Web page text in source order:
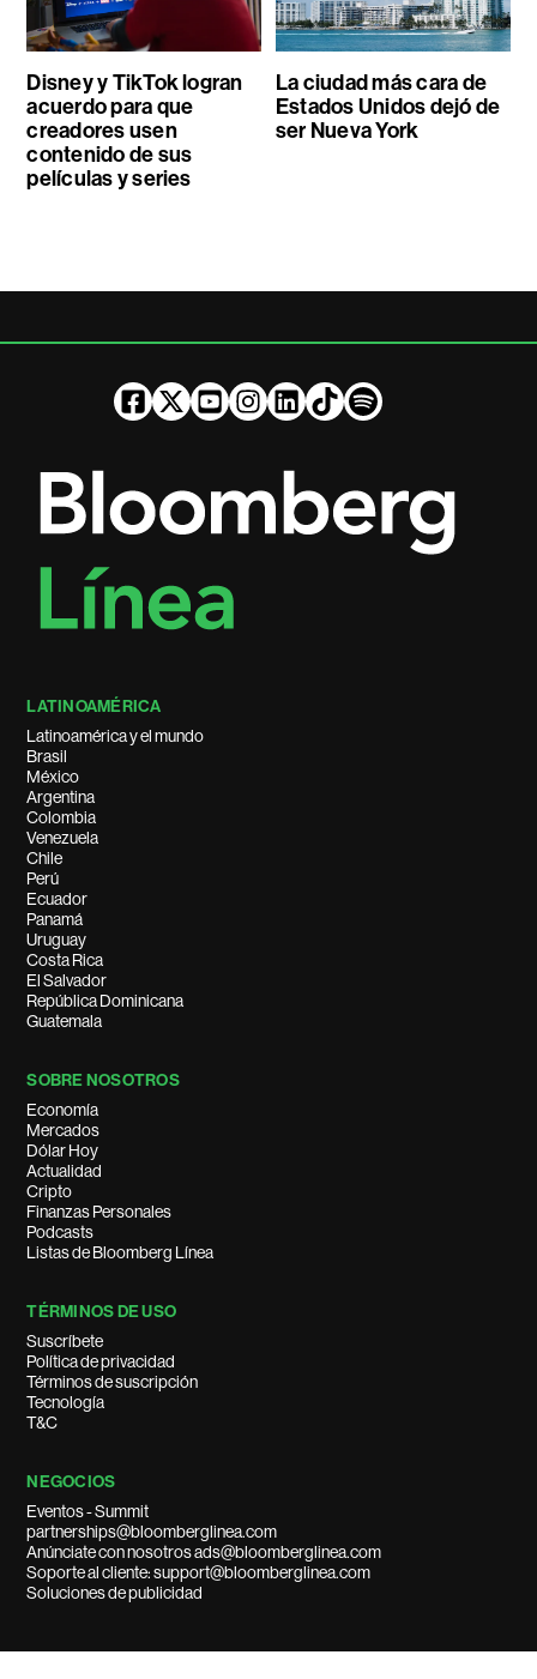
Disney y TikTok logran
acuerdo para que
creadores usen
contenido de sus
películas y series
La ciudad más cara de
Estados Unidos dejó de
ser Nueva York
LATINOAMÉRICA
Latinoamérica y el mundo
Brasil
México
Argentina
Colombia
Venezuela
Chile
Perú
Ecuador
Panamá
Uruguay
Costa Rica
El Salvador
República Dominicana
Guatemala
SOBRE NOSOTROS
Economía
Mercados
Dólar Hoy
Actualidad
Cripto
Finanzas Personales
Podcasts
Listas de Bloomberg Línea
TÉRMINOS DE USO
Suscríbete
Política de privacidad
Términos de suscripción
Tecnología
T&C
NEGOCIOS
Eventos - Summit
partnerships@bloomberglinea.com
Anúnciate con nosotros ads@bloomberglinea.com
Soporte al cliente: support@bloomberglinea.com
Soluciones de publicidad